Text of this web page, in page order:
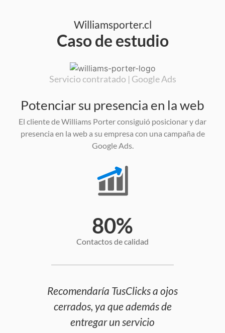
Williamsporter.cl
Caso de estudio
Servicio contratado | Google Ads
Potenciar su presencia en la web
El cliente de Williams Porter consiguió posicionar y dar
presencia en la web a su empresa con una campaña de
Google Ads.
Contactos de calidad
80%
Recomendaría TusClicks a ojos
cerrados, ya que además de
entregar un servicio